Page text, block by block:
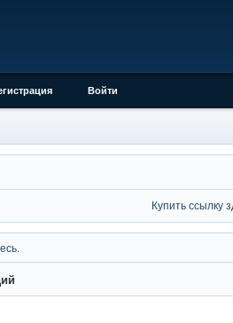
Войти
Купить ссылку